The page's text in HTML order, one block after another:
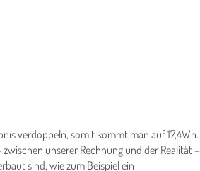
verdoppeln, somit kommt man auf 17,4Wh.
unserer Rechnung und der Realität –
sind, wie zum Beispiel ein